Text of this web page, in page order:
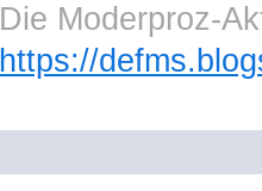
Die Moderproz-
https://